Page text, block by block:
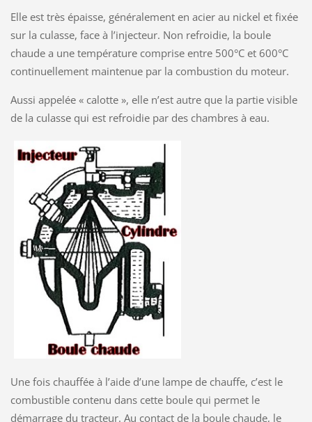
Elle est très épaisse, généralement en acier au nickel et fixée
sur la culasse, face à l’injecteur. Non refroidie, la boule
chaude a une température comprise entre 500°C et 600°C
continuellement maintenue par la combustion du moteur.
Aussi appelée « calotte », elle n’est autre que la partie visible
de la culasse qui est refroidie par des chambres à eau.
Une fois chauffée à l’aide d’une lampe de chauffe, c’est le
combustible contenu dans cette boule qui permet le
démarrage du tracteur. Au contact de la boule chaude, le